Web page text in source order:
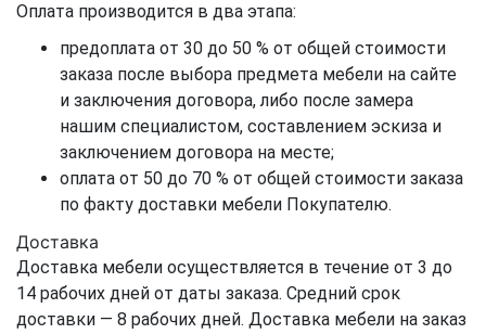
Оплата производится в два этапа:
предоплата от 30 до 50 % от общей стоимости
заказа после выбора предмета мебели на сайте
и заключения договора, либо после замера
нашим специалистом, составлением эскиза и
заключением договора на месте;
оплата от 50 до 70 % от общей стоимости заказа
по факту доставки мебели Покупателю.
Доставка
Доставка мебели осуществляется в течение от 3 до
14 рабочих дней от даты заказа. Средний срок
доставки — 8 рабочих дней. Доставка мебели на заказ